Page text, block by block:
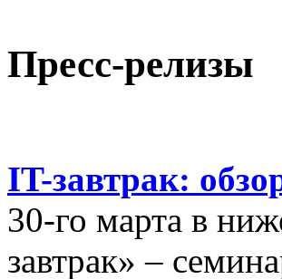
Пресс-релизы
IT-завтрак:
30-го марта в
завтрак» –